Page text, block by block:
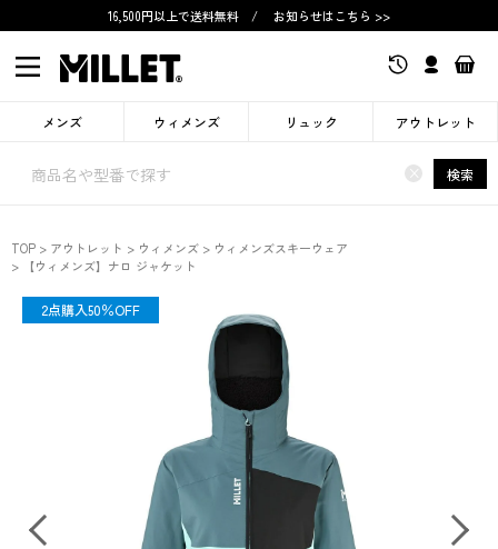
16,500円以上で送料無料 / お知らせはこちら >>
メンズ ウィメンズ リュック アウトレット
× 検索
TOP アウトレット ウィメンズ
ウィメンズスキーウェア
【ウィメンズ】ナロ ジャケット
OUTLET
2点購入50％OFF